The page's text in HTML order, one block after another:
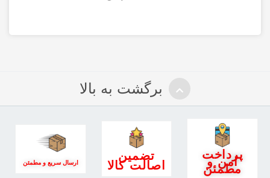
برگشت به بالا
پرداخت
امن و
مطمئن
تضمین
اصالت کالا ارسال سریع و مطمئن